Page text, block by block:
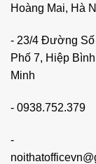
Hoàng Mai, Hà
- 23/4 Đường Số
Phố 7, Hiệp
Minh
- 0938.752.379
-